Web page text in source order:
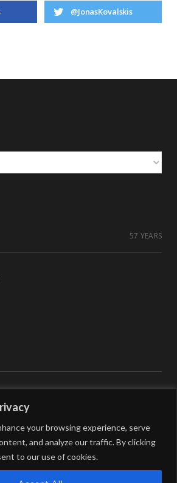
your browsing experience, serve
and analyze our traffic. By clicking
to our use of cookies.
@JonasKovalskis
57 YEARS